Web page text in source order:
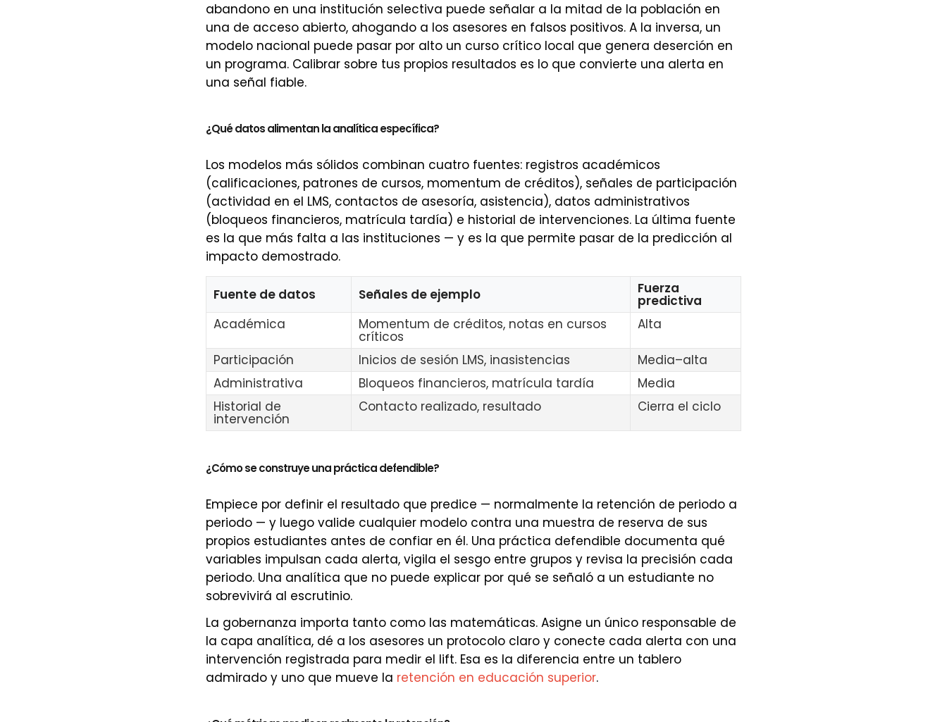
abandono en una institución selectiva puede señalar a la mitad de la población en
una de acceso abierto, ahogando a los asesores en falsos positivos. A la inversa, un
modelo nacional puede pasar por alto un curso crítico local que genera deserción en
un programa. Calibrar sobre tus propios resultados es lo que convierte una alerta en
una señal fiable.
¿Qué datos alimentan la analítica específica?
Los modelos más sólidos combinan cuatro fuentes: registros académicos
(calificaciones, patrones de cursos, momentum de créditos), señales de participación
(actividad en el LMS, contactos de asesoría, asistencia), datos administrativos
(bloqueos financieros, matrícula tardía) e historial de intervenciones. La última fuente
es la que más falta a las instituciones — y es la que permite pasar de la predicción al
impacto demostrado.
Fuente de datos Señales de ejemplo Fuerza
predictiva
Académica
Momentum de créditos, notas en cursos
críticos
Alta
Participación Inicios de sesión LMS, inasistencias
Media–alta
Administrativa
Bloqueos financieros, matrícula tardía
Media
Historial de
intervención
Contacto realizado, resultado Cierra el ciclo
¿Cómo se construye una práctica defendible?
Empiece por definir el resultado que predice — normalmente la retención de periodo a
periodo — y luego valide cualquier modelo contra una muestra de reserva de sus
propios estudiantes antes de confiar en él. Una práctica defendible documenta qué
variables impulsan cada alerta, vigila el sesgo entre grupos y revisa la precisión cada
periodo. Una analítica que no puede explicar por qué se señaló a un estudiante no
sobrevivirá al escrutinio.
La gobernanza importa tanto como las matemáticas. Asigne un único responsable de
la capa analítica, dé a los asesores un protocolo claro y conecte cada alerta con una
intervención registrada para medir el lift. Esa es la diferencia entre un tablero
admirado y uno que mueve la retención en educación superior.